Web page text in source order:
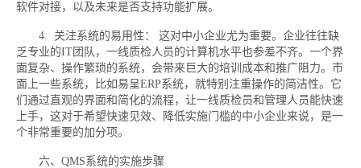
软件对接，以及未来是否支持功能扩展。
4. 关注系统的易用性： 这对中小企业尤为重要。企业往往缺
乏专业的IT团队，一线质检人员的计算机水平也参差不齐。一个界
面复杂、操作繁琐的系统，会带来巨大的培训成本和推广阻力。市
面上一些系统，比如易呈ERP系统，就特别注重操作的简洁性。它
们通过直观的界面和简化的流程，让一线质检员和管理人员能快速
上手，这对于希望快速见效、降低实施门槛的中小企业来说，是一
个非常重要的加分项。
六、QMS系统的实施步骤